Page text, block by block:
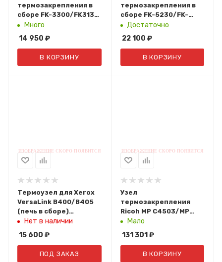
термозакрепления в
сборе FK-3300/FK3130
(302TA93041)
Много
14 950 ₽
В КОРЗИНУ
термозакрепления в
сборе FK-5230/FK-
5240 (302R993080)
Достаточно
22 100 ₽
В КОРЗИНУ
Термоузел для Xerox
VersaLink B400/B405
(печь в сборе)
126K36850/126K36851/126K36852
Нет в наличии
15 600 ₽
ПОД ЗАКАЗ
Узел
термозакрепления
Ricoh MP C4503/MP
C5503/MP C6003
Мало
131 301 ₽
В КОРЗИНУ